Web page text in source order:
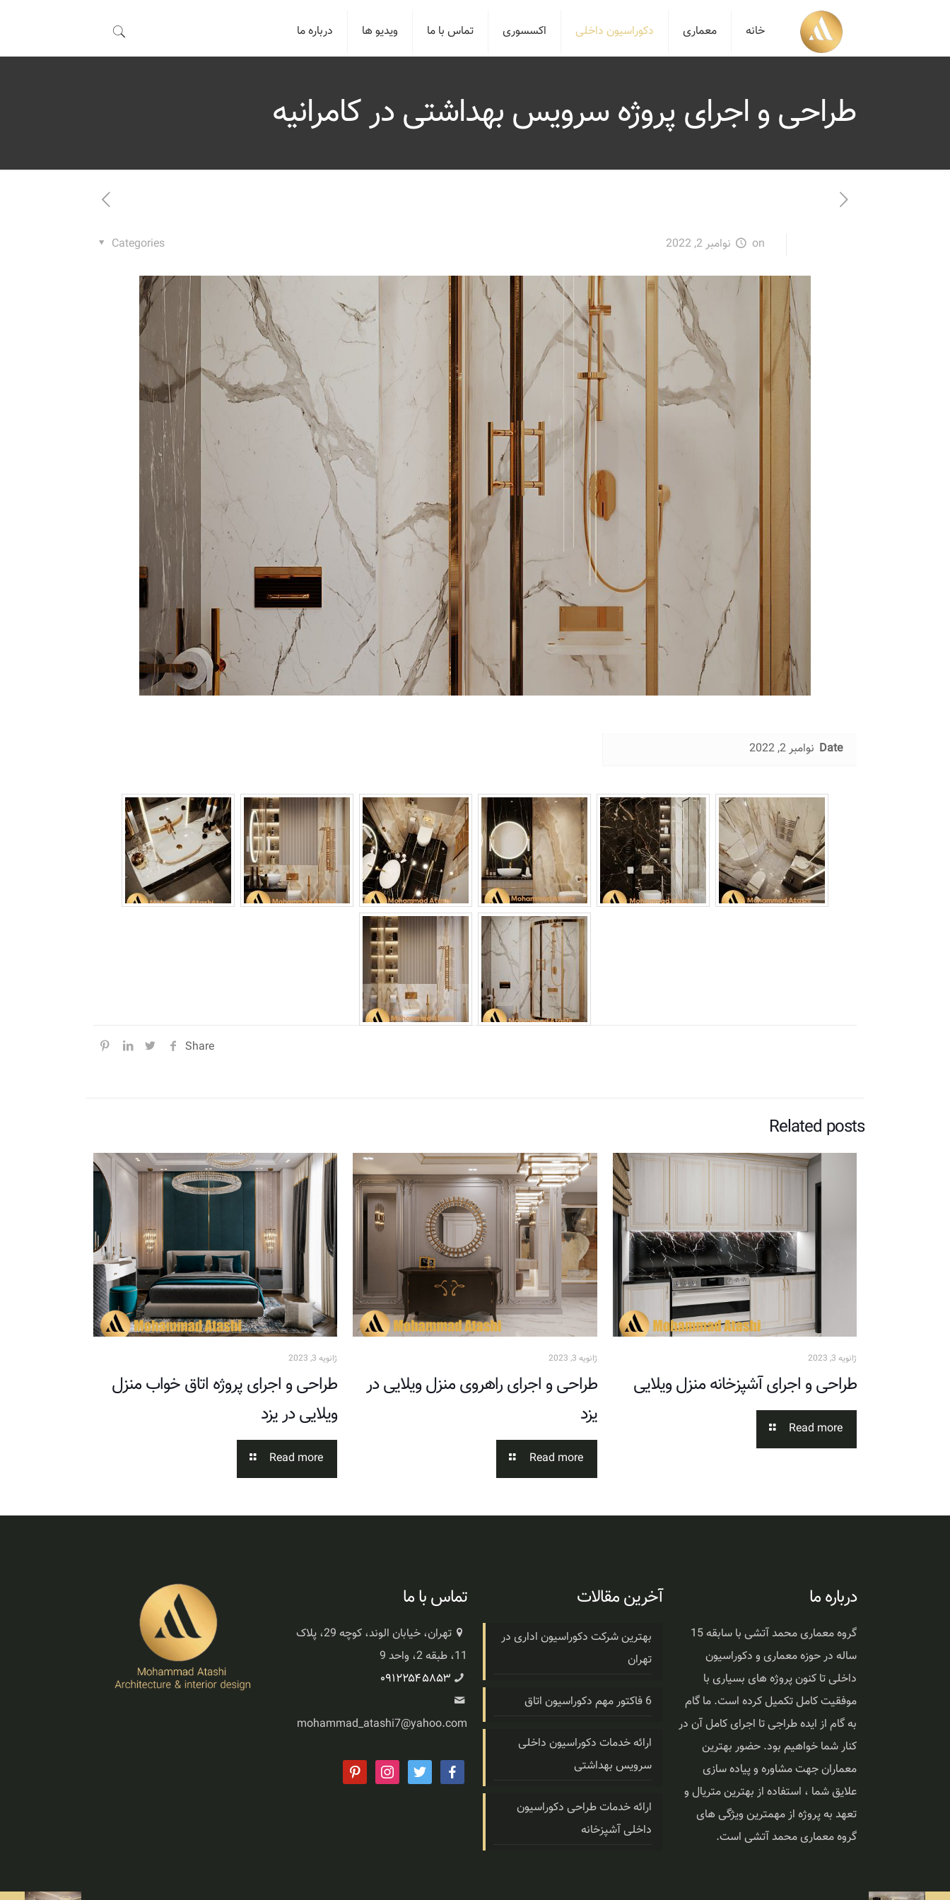
خانه معماری دکوراسیون داخلی اکسسوری تماس با ما ویدیو ها درباره ما
طراحی و اجرای پروژه سرویس بهداشتی در کامرانیه
on نوامبر 2, 2022 Categories
Date نوامبر 2, 2022
Share
Related posts
ژانویه 3, 2023
طراحی و اجرای آشپزخانه منزل ویلایی
Read more
ژانویه 3, 2023
طراحی و اجرای راهروی منزل ویلایی در
یزد
Read more
ژانویه 3, 2023
طراحی و اجرای پروژه اتاق خواب منزل
ویلایی در یزد
Read more
درباره ما
گروه معماری محمد آتشی با سابقه 15
ساله در حوزه معماری و دکوراسیون
داخلی تا کنون پروژه های بسیاری با
موفقیت کامل تکمیل کرده است. ما گام
به گام از ایده طراجی تا اجرای کامل آن در
کنار شما خواهیم بود. حضور بهترین
معماران جهت مشاوره و پیاده سازی
علایق شما ، استفاده از بهترین متریال و
تعهد به پروژه از مهمترین ویژگی های
گروه معماری محمد آتشی است.
آخرین مقالات
بهترین شرکت دکوراسیون اداری در
تهران
6 فاکتور مهم دکوراسیون اتاق
ارائه خدمات دکوراسیون داخلی
سرویس بهداشتی
ارائه خدمات طراحی دکوراسیون
داخلی آشپزخانه
تماس با ما
تهران، خیابان الوند، کوچه 29، پلاک
11، طبقه 2، واحد 9
۰۹۱۲۲۵۴۵۸۵۳
mohammad_atashi7@yahoo.com
facebook
twitter
instagram
pinterest